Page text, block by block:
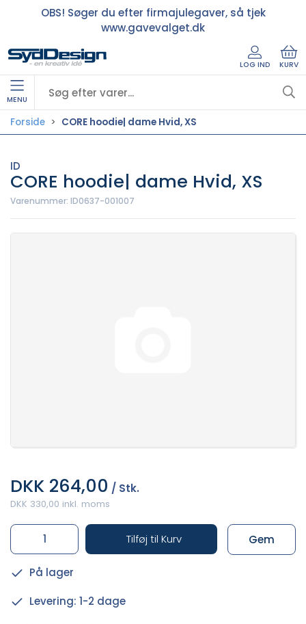
OBS! Søger du efter firmajulegaver, så tjek
www.gavevalget.dk
LOG IND KURV
MENU
Forside CORE hoodie| dame Hvid, XS
ID
CORE hoodie| dame Hvid, XS
Varenummer: ID0637-001007
DKK 264,00 / Stk.
DKK 330,00 inkl. moms
Tilføj til Kurv Gem
På lager
Levering: 1-2 dage